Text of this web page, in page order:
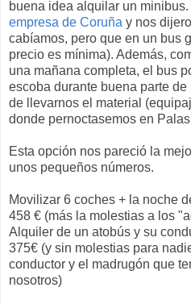
buena idea alquilar un
empresa de Coruña y nos
cabíamos, pero que en un bus
precio es mínima). Además,
una mañana completa, el bus
escoba durante buena parte
de llevarnos el material
donde pernoctasemos en
Esta opción nos pareció la
unos pequeños números.
Movilizar 6 coches + la noche
458 € (más la molestias a los
Alquiler de un atobús y su
375€ (y sin molestias para
conductor y el madrugón que
nosotros)